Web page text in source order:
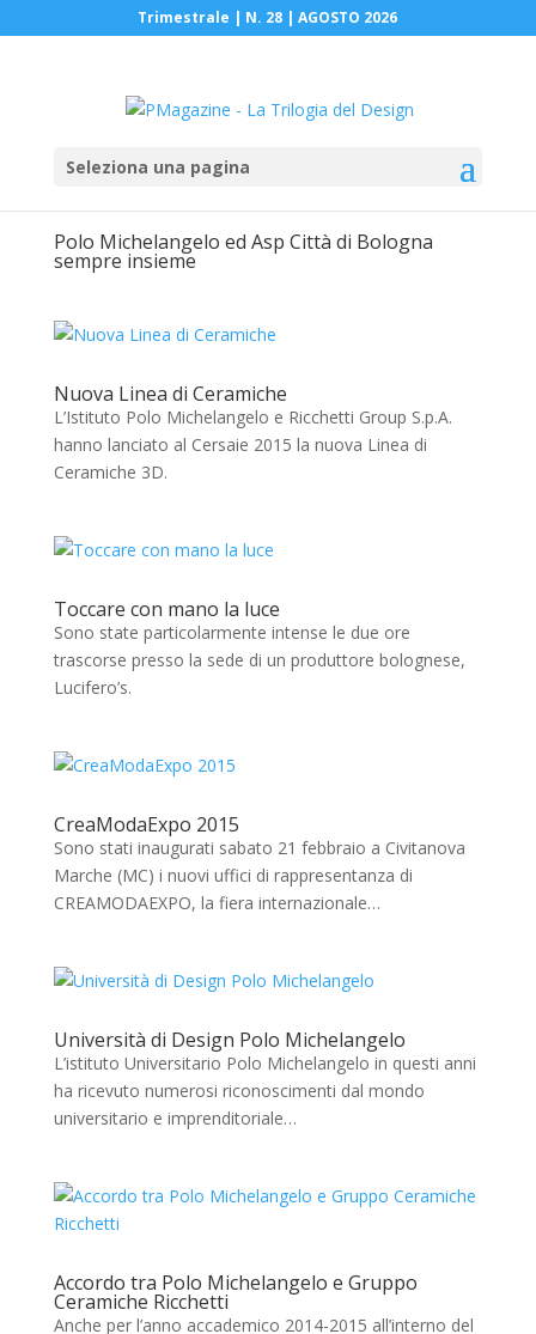
Trimestrale | N. 28 | AGOSTO 2026
Seleziona una pagina
Polo Michelangelo ed Asp Città di Bologna
sempre insieme
Nuova Linea di Ceramiche
L’Istituto Polo Michelangelo e Ricchetti Group S.p.A.
hanno lanciato al Cersaie 2015 la nuova Linea di
Ceramiche 3D.
Toccare con mano la luce
Sono state particolarmente intense le due ore
trascorse presso la sede di un produttore bolognese,
Lucifero’s.
CreaModaExpo 2015
Sono stati inaugurati sabato 21 febbraio a Civitanova
Marche (MC) i nuovi uffici di rappresentanza di
CREAMODAEXPO, la fiera internazionale…
Università di Design Polo Michelangelo
L’istituto Universitario Polo Michelangelo in questi anni
ha ricevuto numerosi riconoscimenti dal mondo
universitario e imprenditoriale…
Accordo tra Polo Michelangelo e Gruppo
Ceramiche Ricchetti
Anche per l’anno accademico 2014-2015 all’interno del